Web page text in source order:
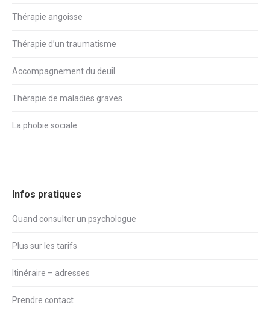
Thérapie angoisse
Thérapie d’un traumatisme
Accompagnement du deuil
Thérapie de maladies graves
La phobie sociale
Infos pratiques
Quand consulter un psychologue
Plus sur les tarifs
Itinéraire – adresses
Prendre contact